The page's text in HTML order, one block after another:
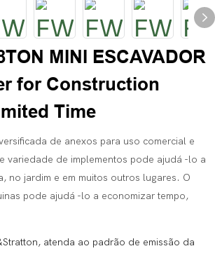
MINI ESCAVADOR
for Construction
Time
de anexos para uso comercial e
variedade de implementos pode ajudá -lo a
no jardim e em muitos outros lugares. O
pode ajudá -lo a economizar tempo,
atenda ao padrão de emissão da